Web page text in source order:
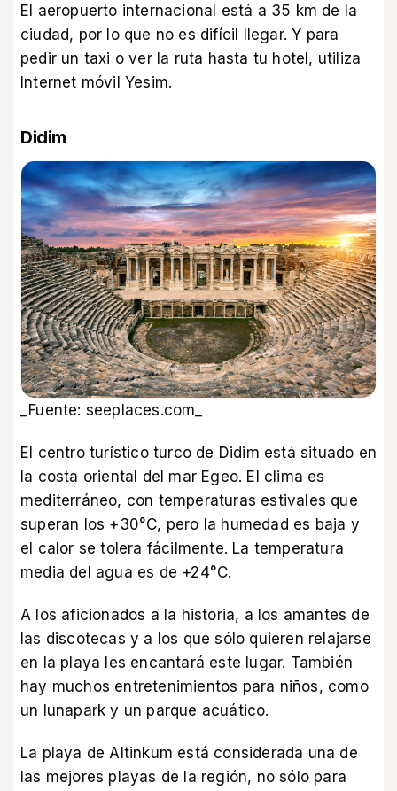
El aeropuerto internacional está a 35 km de la
ciudad, por lo que no es difícil llegar. Y para
pedir un taxi o ver la ruta hasta tu hotel, utiliza
Internet móvil Yesim.
Didim
_Fuente: seeplaces.com_
El centro turístico turco de Didim está situado en
la costa oriental del mar Egeo. El clima es
mediterráneo, con temperaturas estivales que
superan los +30°C, pero la humedad es baja y
el calor se tolera fácilmente. La temperatura
media del agua es de +24°C.
A los aficionados a la historia, a los amantes de
las discotecas y a los que sólo quieren relajarse
en la playa les encantará este lugar. También
hay muchos entretenimientos para niños, como
un lunapark y un parque acuático.
La playa de Altinkum está considerada una de
las mejores playas de la región, no sólo para